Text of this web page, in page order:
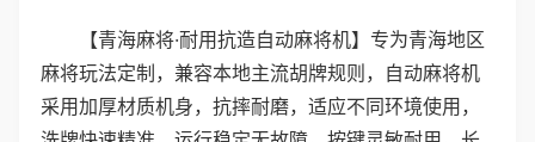
【青海麻将·耐用抗造自动麻将机】专为青海地区
麻将玩法定制，兼容本地主流胡牌规则，自动麻将机
采用加厚材质机身，抗摔耐磨，适应不同环境使用，